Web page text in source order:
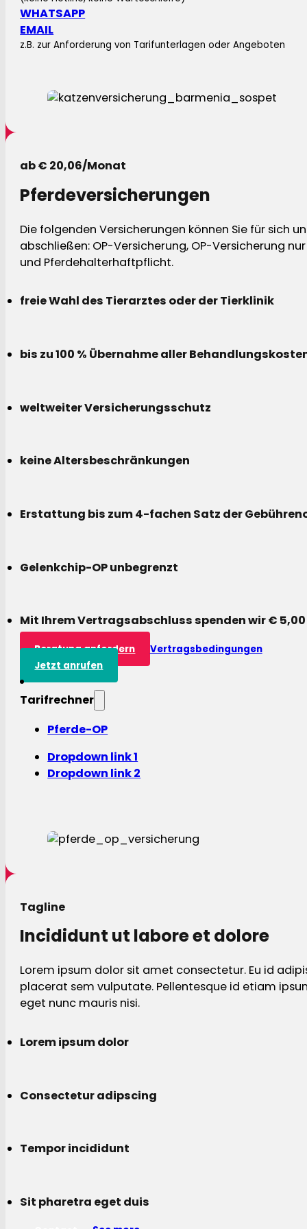
WHATSAPP
EMAIL
z.B. zur Anforderung von Tarifunterlagen oder Angeboten
ab € 20,06/Monat
Pferdeversicherungen
Die folgenden Versicherungen können Sie für sich
abschließen: OP-Versicherung, OP-Versicherung
und Pferdehalterhaftpflicht.
freie Wahl des Tierarztes oder der Tierklinik
bis zu 100 % Übernahme aller
weltweiter Versicherungsschutz
keine Altersbeschränkungen
Erstattung bis zum 4-fachen Satz der
Gelenkchip-OP unbegrenzt
Mit Ihrem Vertragsabschluss spenden wir €
Beratung anfordern
Vertragsbedingungen
Jetzt anrufen
Tarifrechner
Pferde-OP
Dropdown link 1
Dropdown link 2
Tagline
Incididunt ut labore et dolore
Lorem ipsum dolor sit amet consectetur. Eu id
placerat sem vulputate. Pellentesque id etiam
eget nunc mauris nisi.
Lorem ipsum dolor
Consectetur adipscing
Tempor incididunt
Sit pharetra eget duis